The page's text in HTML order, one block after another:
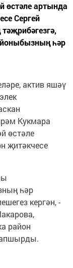
өстәле артында
Сергей
һәр
актив яшәү
Кукмара
өстәле
җитәкчесе
һәр
кергән, -
район